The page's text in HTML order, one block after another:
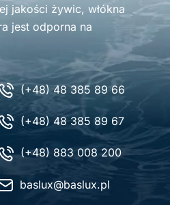
jakości żywic, włókna
jest odporna na
(+48) 48 385 89 66
(+48) 48 385 89 67
(+48) 883 008 200
baslux@baslux.pl